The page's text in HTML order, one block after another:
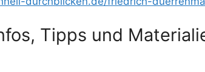
Tipps und